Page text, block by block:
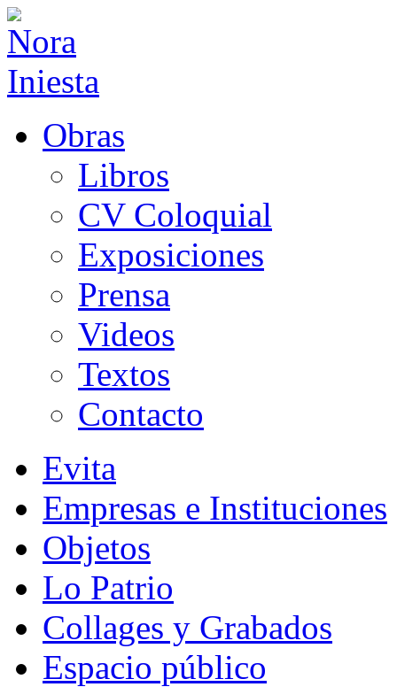
Obras
Libros
CV Coloquial
Exposiciones
Prensa
Videos
Textos
Contacto
Evita
Empresas e Instituciones
Objetos
Lo Patrio
Collages y Grabados
Espacio público